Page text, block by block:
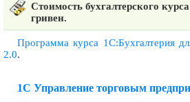
Стоимость бухгалтерского
гривен.
Программа курса 1С:Бухгалтерия
2.0.
1С Управление торговым